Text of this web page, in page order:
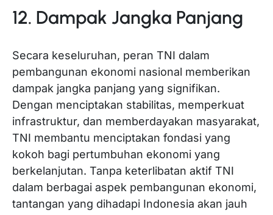
12. Dampak Jangka Panjang
Secara keseluruhan, peran TNI dalam
pembangunan ekonomi nasional memberikan
dampak jangka panjang yang signifikan.
Dengan menciptakan stabilitas, memperkuat
infrastruktur, dan memberdayakan masyarakat,
TNI membantu menciptakan fondasi yang
kokoh bagi pertumbuhan ekonomi yang
berkelanjutan. Tanpa keterlibatan aktif TNI
dalam berbagai aspek pembangunan ekonomi,
tantangan yang dihadapi Indonesia akan jauh